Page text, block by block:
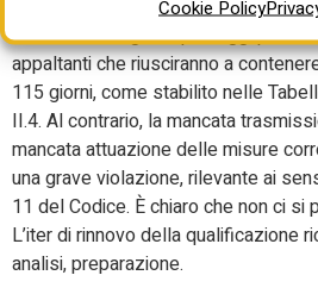
Cookie Policy
termine indicato per il
l’Autorità assegnerà punteggi
appaltanti che riusciranno a
115 giorni, come stabilito nelle
II.4. Al contrario, la mancata
mancata attuazione delle misure
una grave violazione, rilevante ai
11 del Codice. È chiaro che non ci si
L’iter di rinnovo della qualificazione
analisi, preparazione.